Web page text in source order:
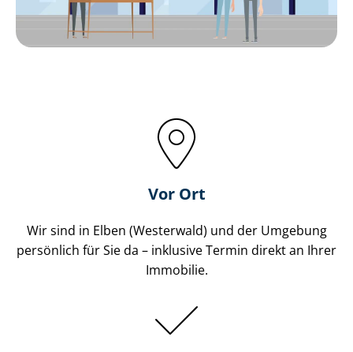
Vor Ort
Wir sind in Elben (Westerwald) und der Umgebung
persönlich für Sie da – inklusive Termin direkt an Ihrer
Immobilie.